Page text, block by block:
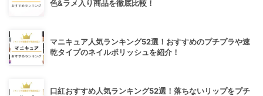
色&ラメ入り商品を徹底比較！
マニキュア人気ランキング52選！おすすめのプチプラや速
乾タイプのネイルポリッシュを紹介！
口紅おすすめ人気ランキング52選！落ちないリップをプチ